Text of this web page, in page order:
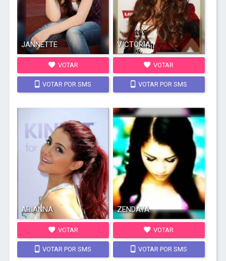
JANNETTE
VOTAR
VOTAR POR SMS
VICTORIA
VOTAR
VOTAR POR SMS
ARIANNA
VOTAR
VOTAR POR SMS
ZENDAYA
VOTAR
VOTAR POR SMS